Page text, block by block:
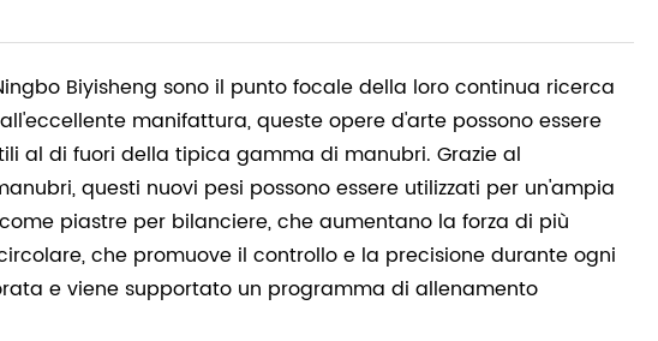
Biyisheng sono il punto focale della loro continua ricerca
manifattura, queste opere d'arte possono essere
al di fuori della tipica gamma di manubri. Grazie al
questi nuovi pesi possono essere utilizzati per un'ampia
piastre per bilanciere, che aumentano la forza di più
che promuove il controllo e la precisione durante ogni
e viene supportato un programma di allenamento